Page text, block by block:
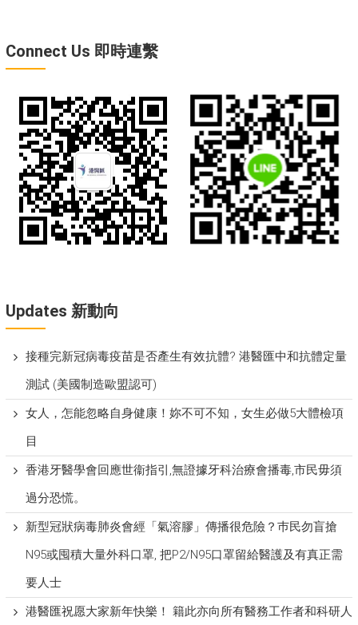
Connect Us 即時連繫
Updates 新動向
接種完新冠病毒疫苗是否產生有效抗體? 港醫匯中和抗體定量
測試 (美國制造歐盟認可)
女人，怎能忽略自身健康！妳不可不知，女生必做5大體檢項
目
香港牙醫學會回應世衞指引,無證據牙科治療會播毒,市民毋須
過分恐慌。
新型冠狀病毒肺炎會經「氣溶膠」傳播很危險？巿民勿盲搶
N95或囤積大量外科口罩, 把P​2/N95口罩留給醫護及有真正需
要人士
港醫匯祝愿大家新年快樂！ 籍此亦向所有醫務工作者和科研人